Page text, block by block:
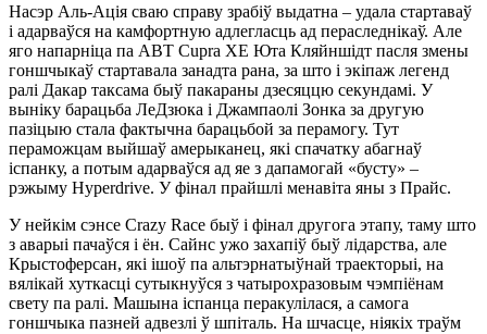
Насэр Аль-Ація сваю справу зрабіў выдатна – удала стартаваў
і адарваўся на камфортную адлегласць ад пераследнікаў. Але
яго напарніца па ABT Cupra XE Юта Кляйншідт пасля змены
гоншчыкаў стартавала занадта рана, за што і экіпаж легенд
ралі Дакар таксама быў пакараны дзесяццю секундамі. У
выніку барацьба ЛеДзюка і Джампаолі Зонка за другую
пазіцыю стала фактычна барацьбой за перамогу. Тут
пераможцам выйшаў амерыканец, які спачатку абагнаў
іспанку, а потым адарваўся ад яе з дапамогай «бусту» –
рэжыму Hyperdrive. У фінал прайшлі менавіта яны з Прайс.
У нейкім сэнсе Crazy Race быў і фінал другога этапу, таму што
з аварыі пачаўся і ён. Сайнс ужо захапіў быў лідарства, але
Крыстоферсан, які ішоў па альтэрнатыўнай траекторыі, на
вялікай хуткасці сутыкнуўся з чатырохразовым чэмпіёнам
свету па ралі. Машына іспанца перакулілася, а самога
гоншчыка пазней адвезлі ў шпіталь. На шчасце, ніякіх траўм